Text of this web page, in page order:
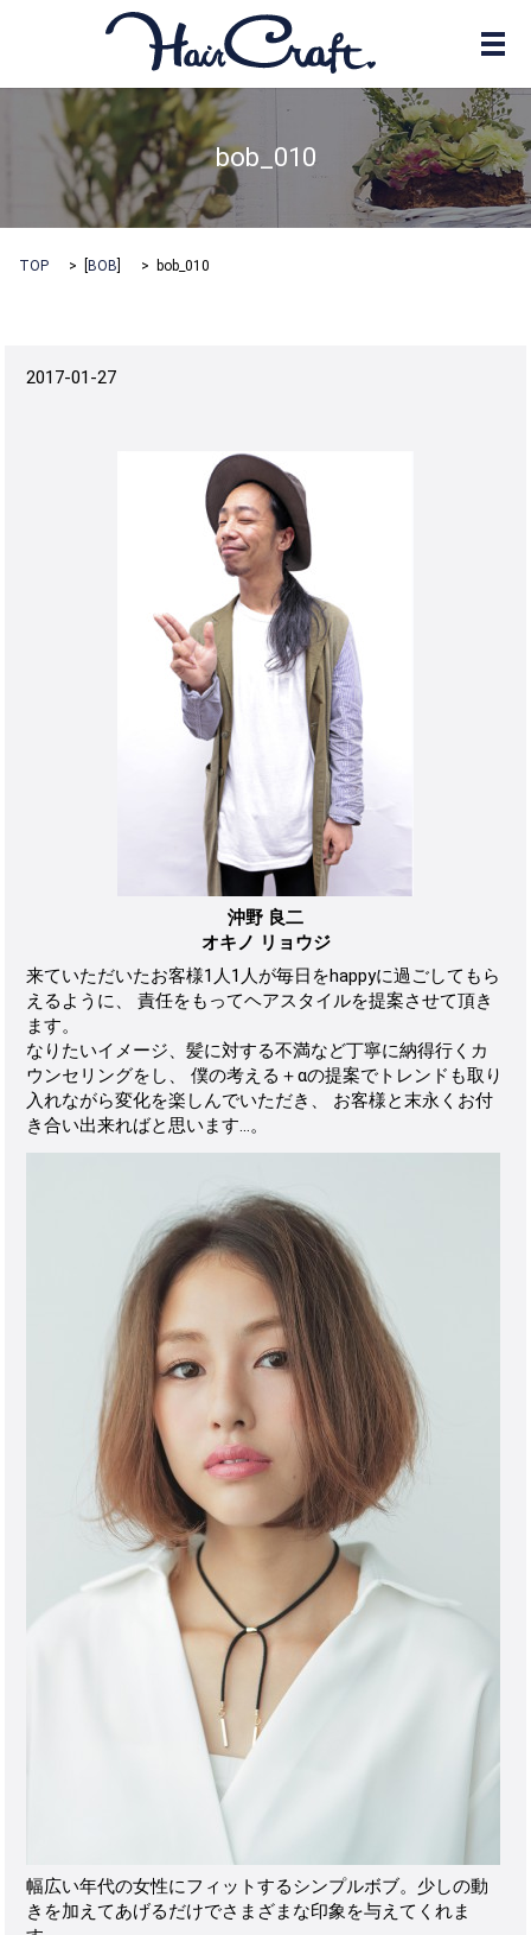
メ
bob_010
TOP BOB bob_010
2017-01-27
沖野 良二
オキノ リョウジ
来ていただいたお客様1人1人が毎日をhappyに過ごしてもら
えるように、 責任をもってヘアスタイルを提案させて頂き
ます。
なりたいイメージ、髪に対する不満など丁寧に納得行くカ
ウンセリングをし、 僕の考える＋αの提案でトレンドも取り
入れながら変化を楽しんでいただき、 お客様と末永くお付
き合い出来ればと思います…。
幅広い年代の女性にフィットするシンプルボブ。少しの動
きを加えてあげるだけでさまざまな印象を与えてくれま